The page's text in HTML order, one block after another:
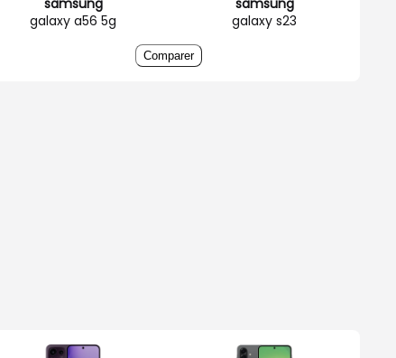
galaxy a56 5g
galaxy s23
Comparer